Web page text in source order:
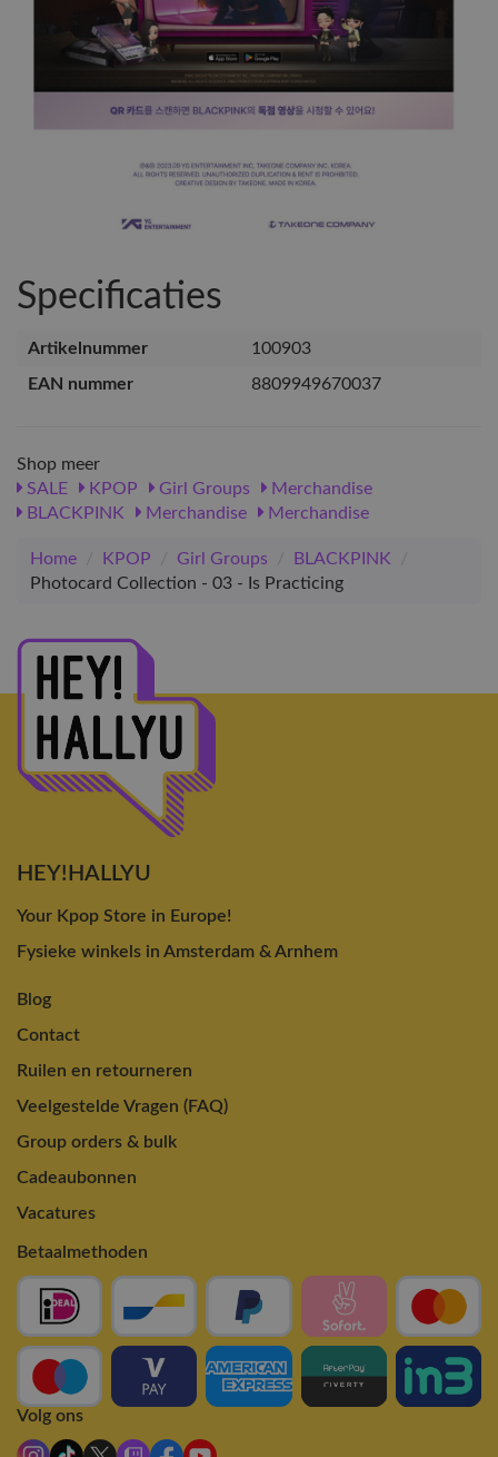
Specificaties
Artikelnummer
100903
EAN nummer
8809949670037
Shop meer
SALE
KPOP Girl Groups
Merchandise
BLACKPINK
Merchandise Merchandise
Home / KPOP / Girl Groups / BLACKPINK
/
Photocard Collection - 03 - Is Practicing
HEY!HALLYU
Your Kpop Store in Europe!
Fysieke winkels in Amsterdam & Arnhem
Blog
Contact
Ruilen en retourneren
Veelgestelde Vragen (FAQ)
Group orders & bulk
Cadeaubonnen
Vacatures
Betaalmethoden
Volg ons